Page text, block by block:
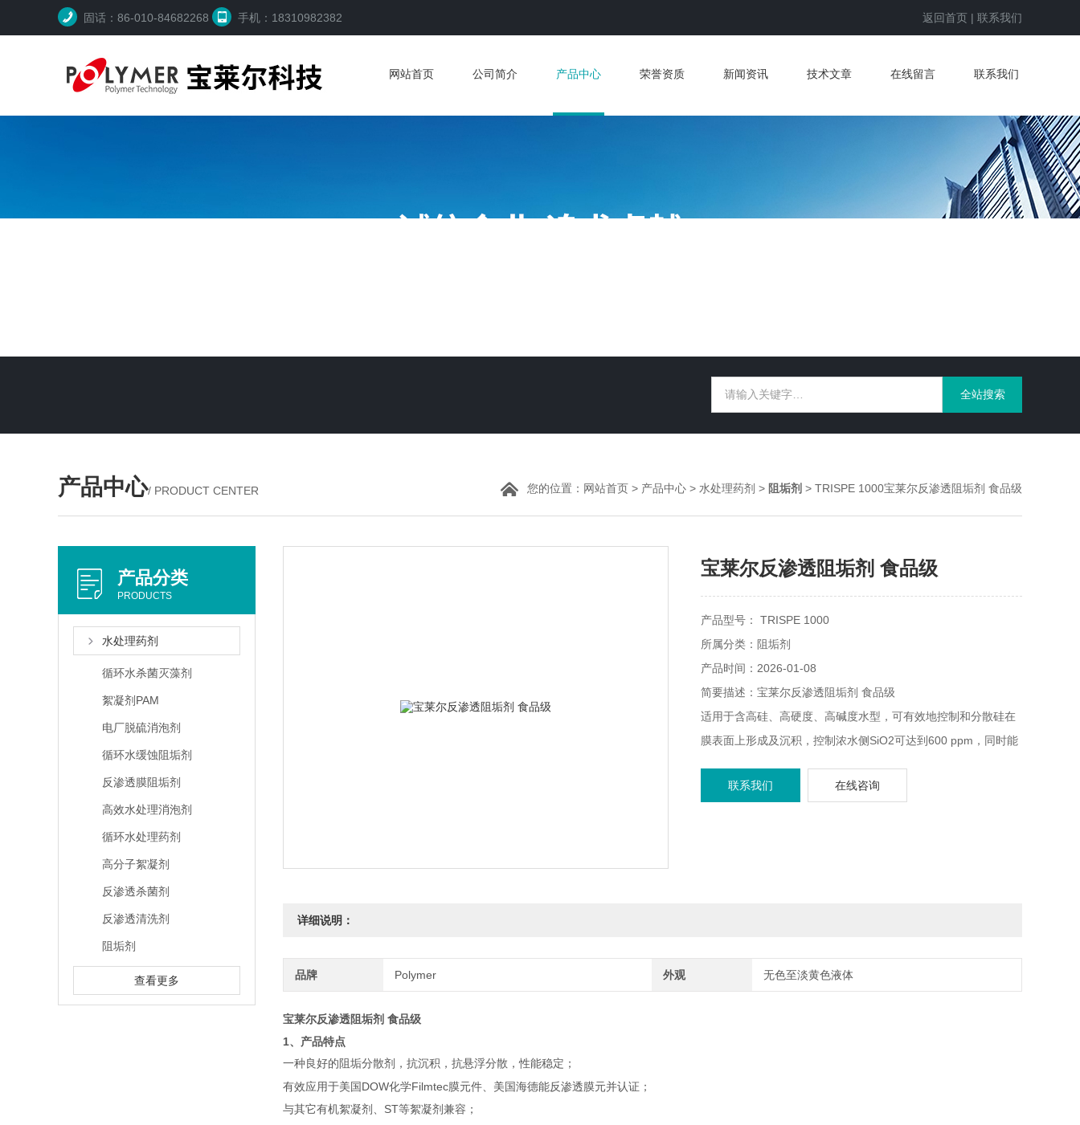
固话：86-010-84682268 手机：18310982382 返回首页 | 联系我们
网站首页 公司简介 产品中心 荣誉资质 新闻资讯 技术文章 在线留言 联系我们
产品中心/ PRODUCT CENTER 您的位置： 网站首页 > 产品中心 > 水处理药剂 > 阻垢剂 > TRISPE 1000宝莱尔反渗透阻垢剂 食品级
产品分类
PRODUCTS
水处理药剂
循环水杀菌灭藻剂
絮凝剂PAM
电厂脱硫消泡剂
循环水缓蚀阻垢剂
反渗透膜阻垢剂
高效水处理消泡剂
循环水处理药剂
高分子絮凝剂
反渗透杀菌剂
反渗透清洗剂
阻垢剂
查看更多
宝莱尔反渗透阻垢剂 食品级
产品型号： TRISPE 1000
所属分类：阻垢剂
产品时间：2026-01-08
简要描述：宝莱尔反渗透阻垢剂 食品级
适用于含高硅、高硬度、高碱度水型，可有效地控制和分散硅在
膜表面上形成及沉积，控制浓水侧SiO2可达到600 ppm，同时能
物具有较强的分散性；
联系我们 在线咨询
详细说明：
品牌 Polymer 外观 无色至淡黄色液体
宝莱尔反渗透阻垢剂 食品级
1、产品特点
一种良好的阻垢分散剂，抗沉积，抗悬浮分散，性能稳定；
有效应用于美国DOW化学Filmtec膜元件、美国海德能反渗透膜元并认证；
与其它有机絮凝剂、ST等絮凝剂兼容；